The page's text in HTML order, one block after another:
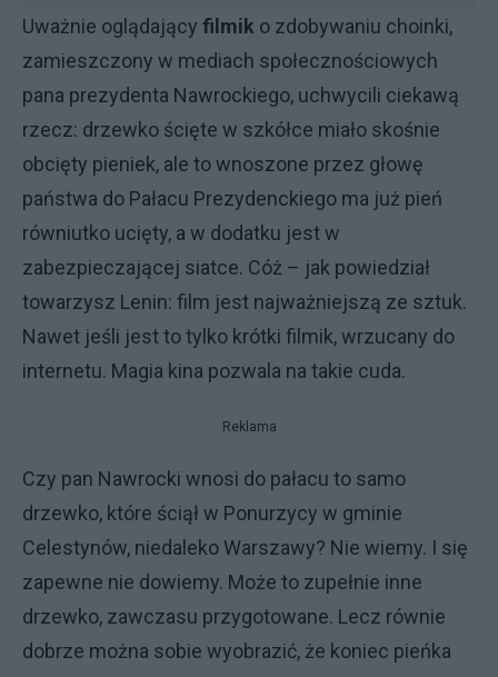
Uważnie oglądający filmik o zdobywaniu choinki,
zamieszczony w mediach społecznościowych
pana prezydenta Nawrockiego, uchwycili ciekawą
rzecz: drzewko ścięte w szkółce miało skośnie
obcięty pieniek, ale to wnoszone przez głowę
państwa do Pałacu Prezydenckiego ma już pień
równiutko ucięty, a w dodatku jest w
zabezpieczającej siatce. Cóż – jak powiedział
towarzysz Lenin: film jest najważniejszą ze sztuk.
Nawet jeśli jest to tylko krótki filmik, wrzucany do
internetu. Magia kina pozwala na takie cuda.
Reklama
Czy pan Nawrocki wnosi do pałacu to samo
drzewko, które ściął w Ponurzycy w gminie
Celestynów, niedaleko Warszawy? Nie wiemy. I się
zapewne nie dowiemy. Może to zupełnie inne
drzewko, zawczasu przygotowane. Lecz równie
dobrze można sobie wyobrazić, że koniec pieńka